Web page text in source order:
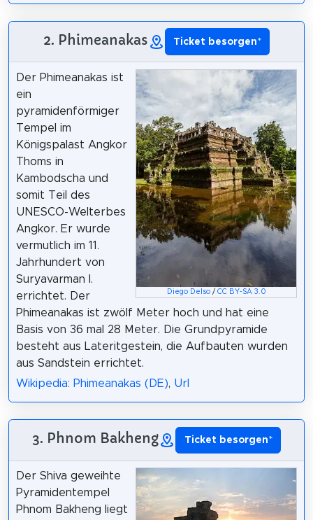
2. Phimeanakas Ticket besorgen*
Diego Delso/ CC BY-SA 3.0
Der Phimeanakas ist
ein
pyramidenförmiger
Tempel im
Königspalast Angkor
Thoms in
Kambodscha und
somit Teil des
UNESCO-Welterbes
Angkor. Er wurde
vermutlich im 11.
Jahrhundert von
Suryavarman I.
errichtet. Der
Phimeanakas ist zwölf Meter hoch und hat eine
Basis von 36 mal 28 Meter. Die Grundpyramide
besteht aus Lateritgestein, die Aufbauten wurden
aus Sandstein errichtet.
Wikipedia: Phimeanakas (DE), Url
3. Phnom Bakheng Ticket besorgen*
Der Shiva geweihte
Pyramidentempel
Phnom Bakheng liegt